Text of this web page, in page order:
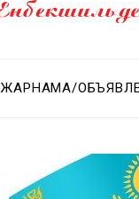
ЖАРНАМА/